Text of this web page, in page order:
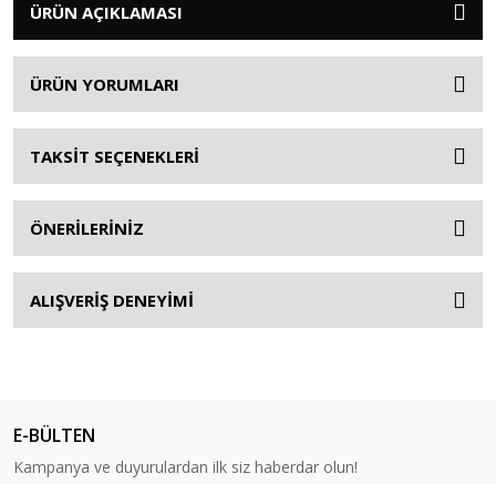
ÜRÜN AÇIKLAMASI
ÜRÜN YORUMLARI
TAKSİT SEÇENEKLERİ
ÖNERİLERİNİZ
ALIŞVERİŞ DENEYİMİ
E-BÜLTEN
Kampanya ve duyurulardan ilk siz haberdar olun!